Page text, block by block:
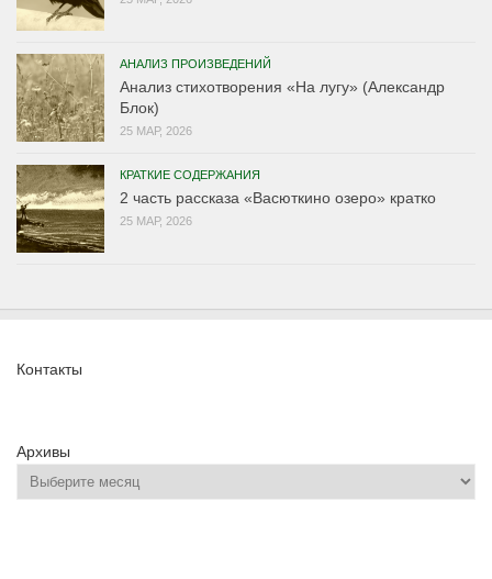
АНАЛИЗ ПРОИЗВЕДЕНИЙ
Анализ стихотворения «На лугу» (Александр
Блок)
25 МАР, 2026
КРАТКИЕ СОДЕРЖАНИЯ
2 часть рассказа «Васюткино озеро» кратко
25 МАР, 2026
Контакты
Архивы